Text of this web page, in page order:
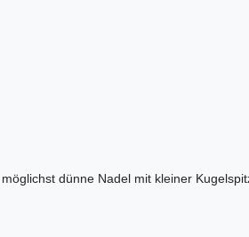
dünne Nadel mit kleiner